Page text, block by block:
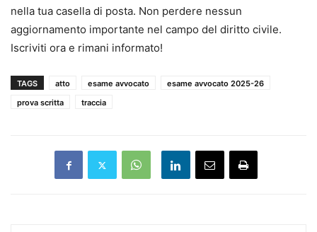
nella tua casella di posta. Non perdere nessun
aggiornamento importante nel campo del diritto civile.
Iscriviti ora e rimani informato!
TAGS atto esame avvocato
esame avvocato 2025-26
prova scritta
traccia